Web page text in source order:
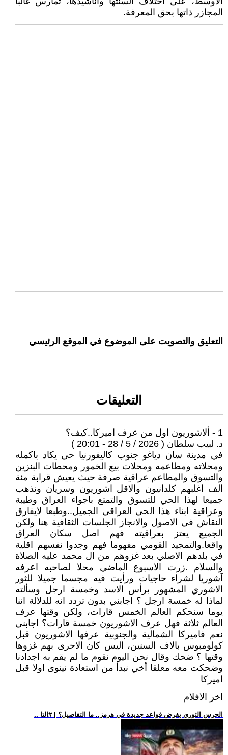
المجازر ذاتها بحق المعرفة.
التعليق والتصويت على الموضوع في الموقع الرئيسي
التعليقات
1 - ألاشوريون اول من عرف اميركا..كيف؟
د. لبيب سلطان ( 2026 / 5 / 28 - 20:01 )
في مدينة سان دياغو جنوب كاليفورنيا حي يكاد باكمله
ومحلاته ومطاعمه ومحلات بيع الخمور ومحطات البنزين
والتسوق والمطاعم عراقية صرفة حيث يعيش قرابة مئة
الف اغلبهم كلدانيون والاقل اشوريون وسريان ونذهب
جميعا لهذا الحي للتسوق والتمتع باجواء العراق وطيبة
وعراقية ابناء هذا الحي العراقي الجميل..وطبعا لايفارق
النقاش في الاصول والانجاز الجلسات الثقافية هنا ولكن
الجميع يعتز بعراقيته فهم اصل سكان العراق
واقعا.والتمجيد القومي مفهوما فهم وجدوا نفسهم اقلية
في بلدهم الاصلي بعد غزوهم من ال محمد عليه الصلاة
والسلام .زرت الاسبوع الماضي محلا لصاحبه اعرفه
آشوريا لشراء حاجيات ورأيت فيه مجسما جميلا للثور
الاشوري المشهور برأس الاسد وخمسة ارجل وسألته
لماذا له خمسة ارجل ؟ اجابني بدون تردد انه للدلالة اننا
يوما سنحكم العالم الخمس قارات، ولكن وقتها عرف
العالم ثلاثة فهل عرف الاشوريون خمسة قارات؟ اجابني
نعم فاميركا الشمالية والجنوبية عرفها الاشوريون قبل
كولومبوس بالاف السنين، اليس كان الاحرى بهم غزوها
وقتها ؟ ضحك وقال نحن اليوم نقوم ما لم يقم به اجدادنا
وضحكت معه معلقا أخي نبدأ من استعادة نينوى اولا قبل
اميركا
اخر الافلام
.. الحرس الثوري يفرض قواعد جديدة في هرمز.. ما التفاصيل؟ | #التا